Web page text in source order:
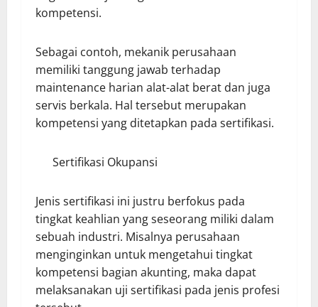
kompetensi.
Sebagai contoh, mekanik perusahaan
memiliki tanggung jawab terhadap
maintenance harian alat-alat berat dan juga
servis berkala. Hal tersebut merupakan
kompetensi yang ditetapkan pada sertifikasi.
Sertifikasi Okupansi
Jenis sertifikasi ini justru berfokus pada
tingkat keahlian yang seseorang miliki dalam
sebuah industri. Misalnya perusahaan
menginginkan untuk mengetahui tingkat
kompetensi bagian akunting, maka dapat
melaksanakan uji sertifikasi pada jenis profesi